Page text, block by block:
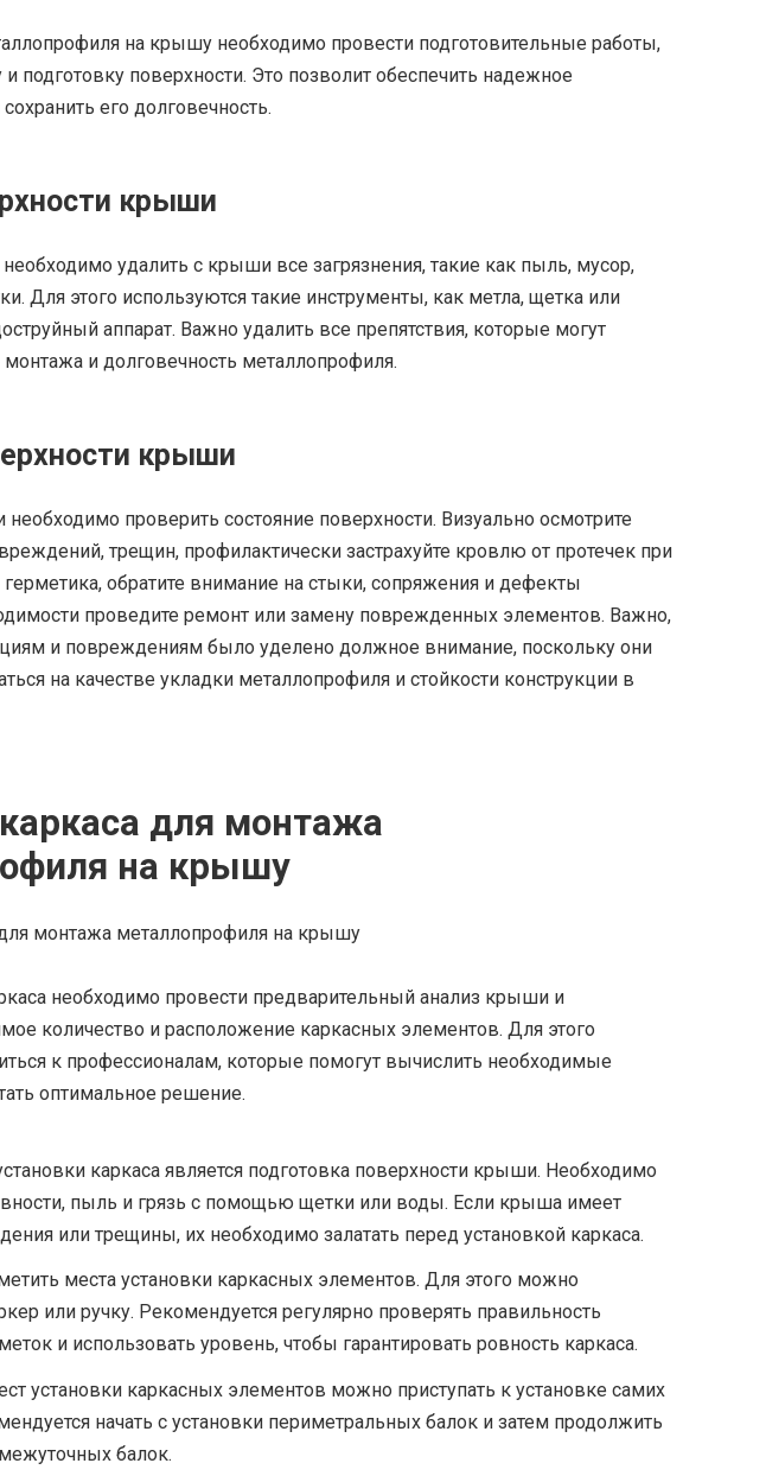
на крышу необходимо провести подготовительные работы,
подготовку поверхности. Это позволит обеспечить надежное
его долговечность.
крыши
удалить с крыши все загрязнения, такие как пыль, мусор,
Для этого используются такие инструменты, как метла, щетка или
аппарат. Важно удалить все препятствия, которые могут
монтажа и долговечность металлопрофиля.
крыши
проверить состояние поверхности. Визуально осмотрите
трещин, профилактически застрахуйте кровлю от протечек при
обратите внимание на стыки, сопряжения и дефекты
проведите ремонт или замену поврежденных элементов. Важно,
и повреждениям было уделено должное внимание, поскольку они
на качестве укладки металлопрофиля и стойкости конструкции в
для монтажа
на крышу
необходимо провести предварительный анализ крыши и
количество и расположение каркасных элементов. Для этого
к профессионалам, которые помогут вычислить необходимые
оптимальное решение.
каркаса является подготовка поверхности крыши. Необходимо
пыль и грязь с помощью щетки или воды. Если крыша имеет
или трещины, их необходимо залатать перед установкой каркаса.
места установки каркасных элементов. Для этого можно
или ручку. Рекомендуется регулярно проверять правильность
и использовать уровень, чтобы гарантировать ровность каркаса.
установки каркасных элементов можно приступать к установке самих
начать с установки периметральных балок и затем продолжить
балок.